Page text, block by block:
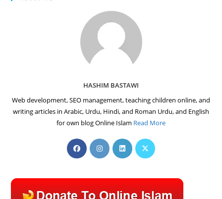
HASHIM BASTAWI
Web development, SEO management, teaching children online, and
writing articles in Arabic, Urdu, Hindi, and Roman Urdu, and English
for own blog Online Islam Read More
Opens
in
new
tab
Opens
in
new
tab
Opens
in
new
tab
Opens
new
tab